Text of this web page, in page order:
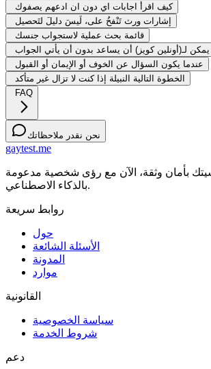
كيف اقرأ اجابات اي دون ان ادعهم يصفوك
إشارات ورث تَنْفخُ على، لَيسَ دليلَ لتَحصيل
قائمة بحث عملية لاستجواب جنسك
لـ(أونلين كويز) أن يساعد بدون أن يأتي الجواب
عندما يكون السؤال عن الخوف أو الإيمان أو القبول
الخطوة التالية النبيلة إذا كنت لا تزال غير متأكد
FAQ
نحن نقدر ملاحظاتك
gaytest.me
بأمان وثقة، الآن مع رؤى شخصية مدعومة
بالذكاء الاصطناعي.
روابط سريعة
حول
الأسئلة الشائعة
المدونة
موارد
القانونية
سياسة الخصوصية
شروط الخدمة
دعم